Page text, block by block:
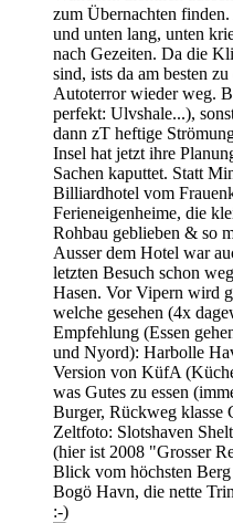
zum Übernachten
und unten lang, unten
nach Gezeiten. Da die
sind, ists da am besten
Autoterror wieder weg.
perfekt: Ulvshale...),
dann zT heftige
Insel hat jetzt ihre
Sachen kaputtet. Statt
Billiardhotel vom
Ferieneigenheime, die
Rohbau geblieben & so
Ausser dem Hotel war
letzten Besuch schon
Hasen. Vor Vipern wird
welche gesehen (4x
Empfehlung (Essen
und Nyord): Harbolle
Version von KüfA
was Gutes zu essen
Burger, Rückweg klasse
Zeltfoto: Slotshaven
(hier ist 2008 "Grosser
Blick vom höchsten
Bogö Havn, die nette
:-)